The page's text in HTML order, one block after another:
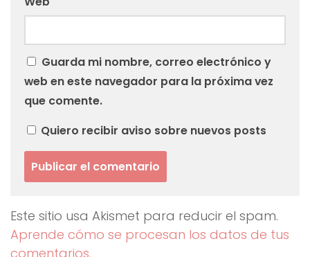
Guarda mi nombre, correo electrónico y
web en este navegador para la próxima vez
que comente.
Quiero recibir aviso sobre nuevos posts
Este sitio usa Akismet para reducir el spam.
Aprende cómo se procesan los datos de tus
comentarios.